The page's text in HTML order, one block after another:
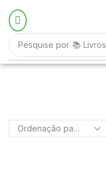
Pesquise por 📚 Livros